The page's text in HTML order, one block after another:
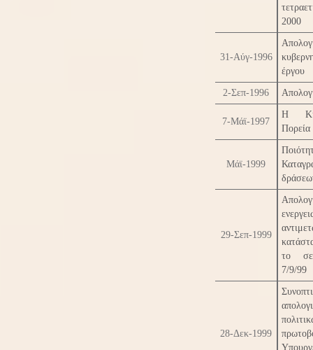
2000
31-Αύγ-1996
έργου
2-Σεπ-1996
7-Μάϊ-1997
Η
Πορεία
Μάϊ-1999
29-Σεπ-1999
το
7/9/99
28-Δεκ-1999